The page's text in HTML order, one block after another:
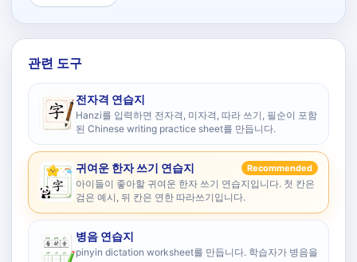
관련 도구
전자격 연습지
Hanzi를 입력하면 전자격, 미자격, 따라 쓰기, 필순이 포함
된 Chinese writing practice sheet를 만듭니다.
귀여운 한자 쓰기 연습지 Recommended
아이들이 좋아할 귀여운 한자 쓰기 연습지입니다. 첫 칸은
검은 예시, 뒤 칸은 연한 따라쓰기입니다.
병음 연습지
pinyin dictation worksheet를 만듭니다. 학습자가 병음을